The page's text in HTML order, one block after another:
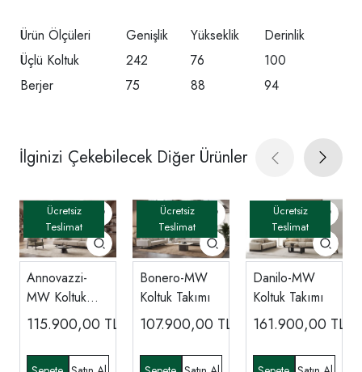
Ürün Ölçüleri Genişlik Yükseklik
Derinlik
Üçlü Koltuk
242 76
100
Berjer
75 88 94
İlginizi Çekebilecek Diğer Ürünler
Annovazzi-
MW Koltuk
Takımı
115.900,00 TL
Bonero-MW
Koltuk Takımı
107.900,00 TL
Danilo-MW
Koltuk Takımı
161.900,00 TL